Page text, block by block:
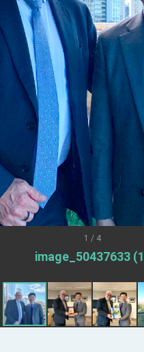
一行，深化跨大西洋戰略夥伴
等貿易協定」簽署
全力支持「臺美對等貿易協
成固邦榮邦目標
跨部會會議
」與台歐美日關係深化
力守護台海和平 以決心掌握
轉型 穩健前行
1 / 4
image_50437633